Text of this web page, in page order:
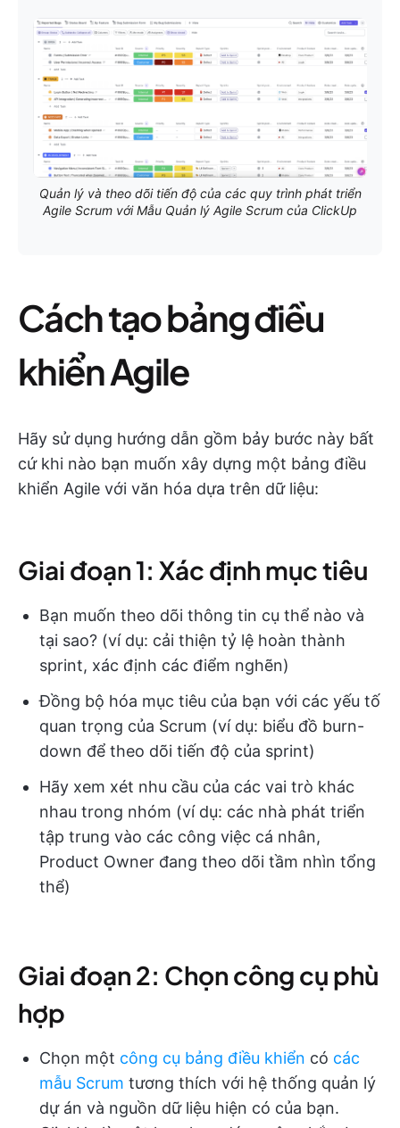
Quản lý và theo dõi tiến độ của các quy trình phát triển
Agile Scrum với Mẫu Quản lý Agile Scrum của ClickUp
Cách tạo bảng điều
khiển Agile
Hãy sử dụng hướng dẫn gồm bảy bước này bất
cứ khi nào bạn muốn xây dựng một bảng điều
khiển Agile với văn hóa dựa trên dữ liệu:
Giai đoạn 1: Xác định mục tiêu
Bạn muốn theo dõi thông tin cụ thể nào và
tại sao? (ví dụ: cải thiện tỷ lệ hoàn thành
sprint, xác định các điểm nghẽn)
Đồng bộ hóa mục tiêu của bạn với các yếu tố
quan trọng của Scrum (ví dụ: biểu đồ burn-
down để theo dõi tiến độ của sprint)
Hãy xem xét nhu cầu của các vai trò khác
nhau trong nhóm (ví dụ: các nhà phát triển
tập trung vào các công việc cá nhân,
Product Owner đang theo dõi tầm nhìn tổng
thể)
Giai đoạn 2: Chọn công cụ phù
hợp
Chọn một công cụ bảng điều khiển có các
mẫu Scrum tương thích với hệ thống quản lý
dự án và nguồn dữ liệu hiện có của bạn.